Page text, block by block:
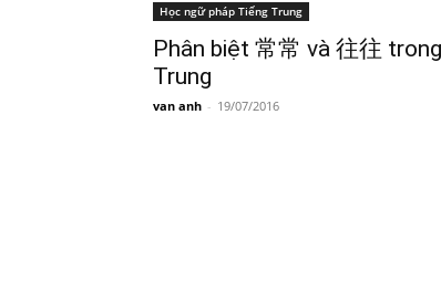
Học ngữ pháp Tiếng Trung
Phân biệt 常常 và 往往
Trung
van anh - 19/07/2016